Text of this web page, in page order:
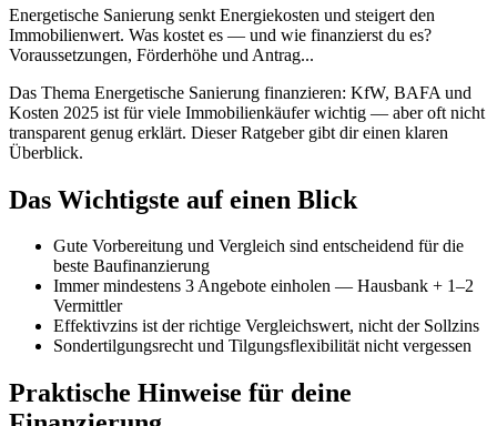
Energetische Sanierung senkt Energiekosten und steigert den
Immobilienwert. Was kostet es — und wie finanzierst du es?
Voraussetzungen, Förderhöhe und Antrag...
Das Thema Energetische Sanierung finanzieren: KfW, BAFA und
Kosten 2025 ist für viele Immobilienkäufer wichtig — aber oft nicht
transparent genug erklärt. Dieser Ratgeber gibt dir einen klaren
Überblick.
Das Wichtigste auf einen Blick
Gute Vorbereitung und Vergleich sind entscheidend für die
beste Baufinanzierung
Immer mindestens 3 Angebote einholen — Hausbank + 1–2
Vermittler
Effektivzins ist der richtige Vergleichswert, nicht der Sollzins
Sondertilgungsrecht und Tilgungsflexibilität nicht vergessen
Praktische Hinweise für deine